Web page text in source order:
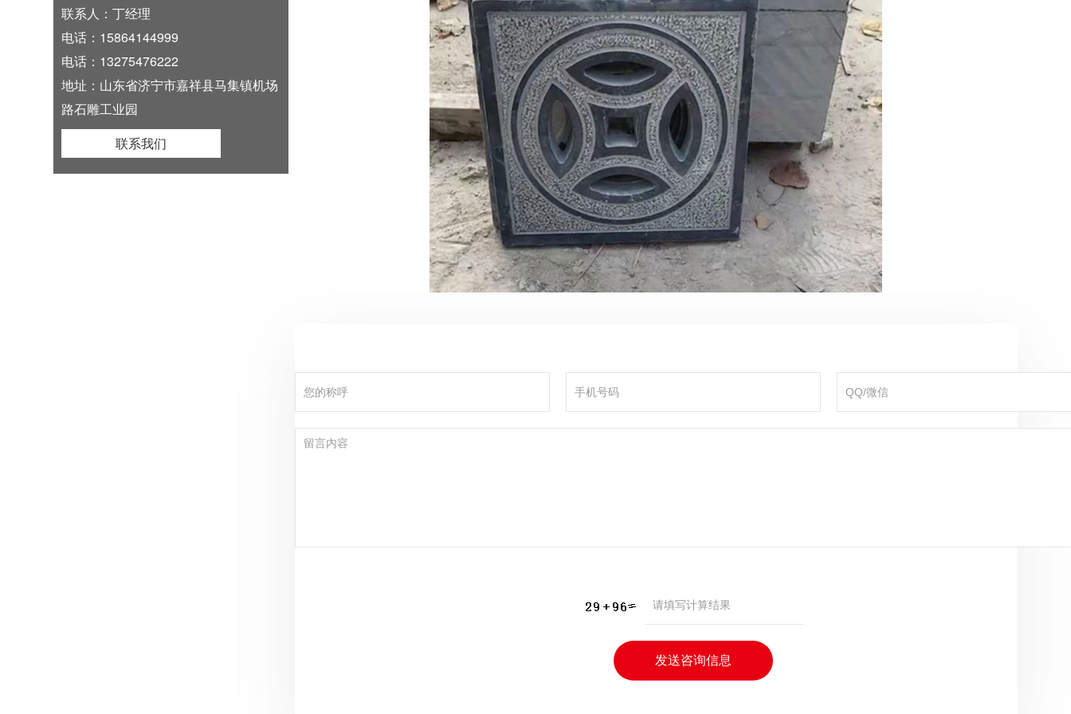
联系人：丁经理
电话：15864144999
电话：13275476222
地址：山东省济宁市嘉祥县马集镇机场
路石雕工业园
联系我们